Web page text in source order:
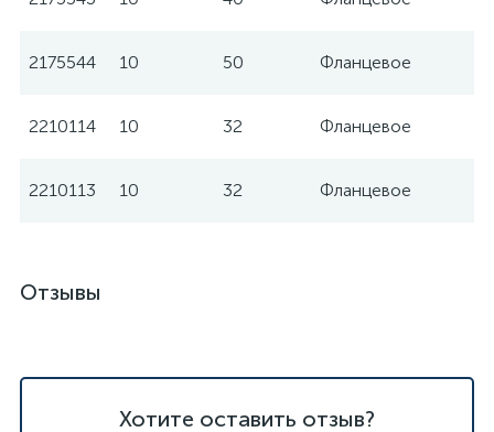
2175544 10 50 Фланцевое
2210114 10 32 Фланцевое
2210113 10 32 Фланцевое
Отзывы
Хотите оставить отзыв?